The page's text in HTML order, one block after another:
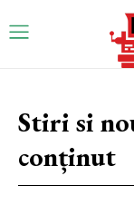
Stiri si
conținut